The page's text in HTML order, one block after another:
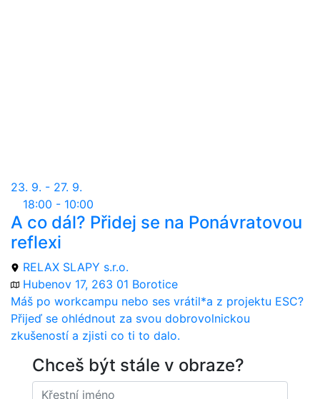
23. 9. - 27. 9.
18:00 - 10:00
A co dál? Přidej se na Ponávratovou
reflexi
RELAX SLAPY s.r.o.
Hubenov 17, 263 01 Borotice
Máš po workcampu nebo ses vrátil*a z projektu ESC?
Přijeď se ohlédnout za svou dobrovolnickou
zkušeností a zjisti co ti to dalo.
Chceš být stále v obraze?